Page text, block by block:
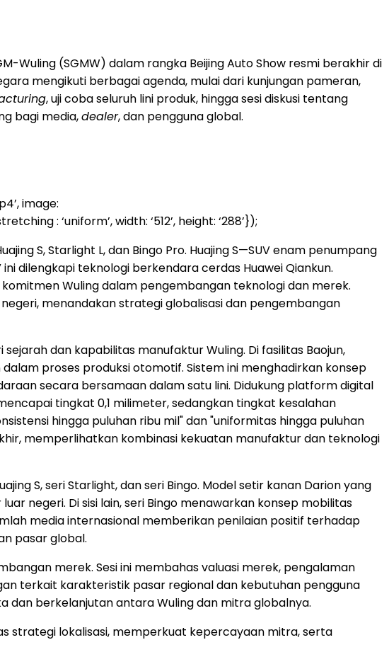
Wuling (SGMW) dalam rangka Beijing Auto Show resmi berakhir di
mengikuti berbagai agenda, mulai dari kunjungan pameran,
, uji coba seluruh lini produk, hingga sesi diskusi tentang
bagi media,dealer, dan pengguna global.
image:
: ‘uniform’, width: ‘512’, height: ‘288’});
S, Starlight L, dan Bingo Pro. Huajing S—SUV enam penumpang
dilengkapi teknologi berkendara cerdas Huawei Qiankun.
Wuling dalam pengembangan teknologi dan merek.
menandakan strategi globalisasi dan pengembangan
dan kapabilitas manufaktur Wuling. Di fasilitas Baojun,
proses produksi otomotif. Sistem ini menghadirkan konsep
secara bersamaan dalam satu lini. Didukung platform digital
tingkat 0,1 milimeter, sedangkan tingkat kesalahan
hingga puluhan ribu mil" dan "uniformitas hingga puluhan
memperlihatkan kombinasi kekuatan manufaktur dan teknologi
S, seri Starlight, dan seri Bingo. Model setir kanan Darion yang
negeri. Di sisi lain, seri Bingo menawarkan konsep mobilitas
media internasional memberikan penilaian positif terhadap
pasar global.
merek. Sesi ini membahas valuasi merek, pengalaman
terkait karakteristik pasar regional dan kebutuhan pengguna
dan berkelanjutan antara Wuling dan mitra globalnya.
strategi lokalisasi, memperkuat kepercayaan mitra, serta